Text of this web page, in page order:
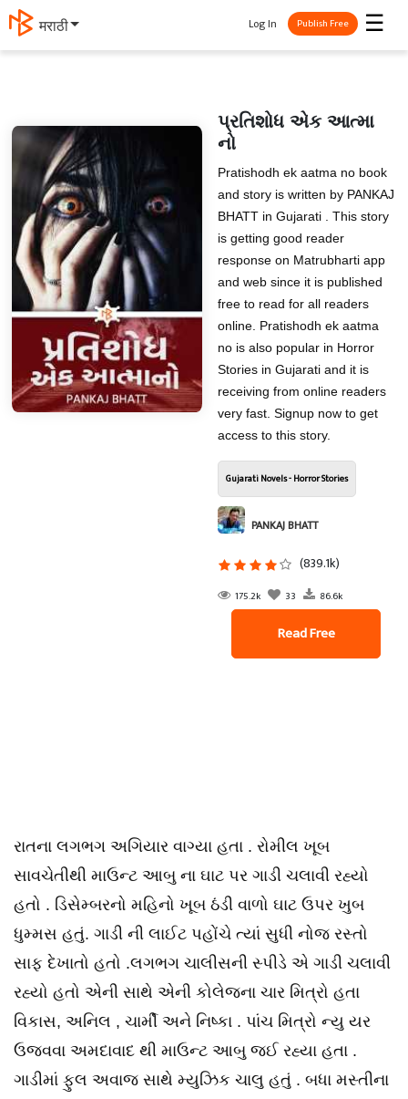
मराठी ☰
Log In Publish Free
પ્રતિશોધ એક આત્મા
નો
Pratishodh ek aatma no book
and story is written by PANKAJ
BHATT in Gujarati . This story
is getting good reader
response on Matrubharti app
and web since it is published
free to read for all readers
online. Pratishodh ek aatma
no is also popular in Horror
Stories in Gujarati and it is
receiving from online readers
very fast. Signup now to get
access to this story.
Gujarati Novels - Horror Stories
PANKAJ BHATT
(839.1k)
175.2k 33 86.6k
Read Free
રાતના લગભગ અગિયાર વાગ્યા હતા . રોમીલ ખૂબ
સાવચેતીથી માઉન્ટ આબુ ના ઘાટ પર ગાડી ચલાવી રહ્યો
હતો . ડિસેમ્બરનો મહિનો ખૂબ ઠંડી વાળો ઘાટ ઉપર ખુબ
ધુમ્મસ હતું. ગાડી ની લાઈટ પહોંચે ત્યાં સુધી નોજ રસ્તો
સાફ દેખાતો હતો .લગભગ ચાલીસની સ્પીડે એ ગાડી ચલાવી
રહ્યો હતો એની સાથે એની કોલેજના ચાર મિત્રો હતા
વિકાસ, અનિલ , ચાર્મી અને નિષ્કા . પાંચ મિત્રો ન્યુ યર
ઉજવવા અમદાવાદ થી માઉન્ટ આબુ જઈ રહ્યા હતા .
ગાડીમાં ફુલ અવાજ સાથે મ્યુઝિક ચાલુ હતું . બધા મસ્તીના